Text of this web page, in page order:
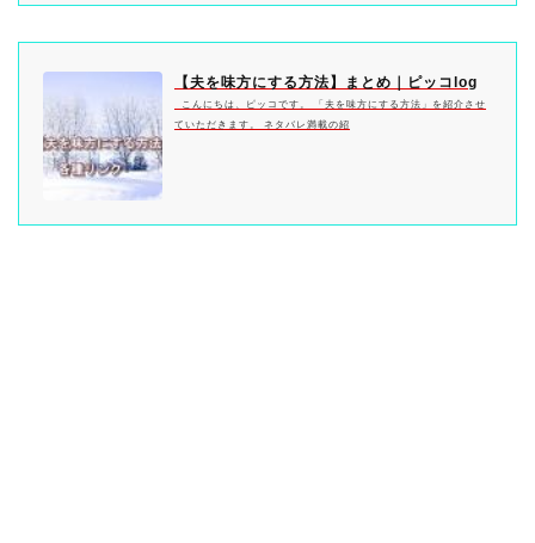
【夫を味方にする方法】まとめ｜ピッコlog
こんにちは、ピッコです。 「夫を味方にする方法」を紹介させ
ていただきます。 ネタバレ満載の紹